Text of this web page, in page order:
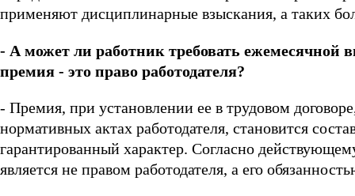
применяют дисциплинарные взыскания, а таких
- А может ли работник требовать
премия - это право работодателя?
- Премия, при установлении ее в трудовом
нормативных актах работодателя, становится
гарантированный характер. Согласно
является не правом работодателя, а его